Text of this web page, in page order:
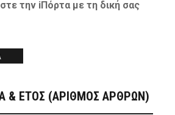
την iΠόρτα με τη δική σας
& ΕΤΟΣ (ΑΡΙΘΜΟΣ ΑΡΘΡΩΝ)